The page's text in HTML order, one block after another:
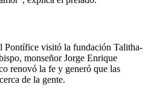
Pontífice visitó la fundación Talitha-
monseñor Jorge Enrique
renovó la fe y generó que las
de la gente.